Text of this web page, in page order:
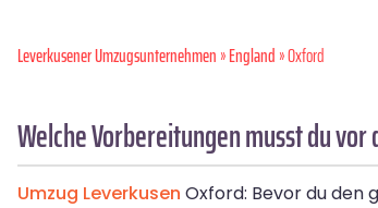
Leverkusener Umzugsunternehmen»England» Oxford
Welche Vorbereitungen musst du
Umzug Leverkusen Oxford: Bevor du den